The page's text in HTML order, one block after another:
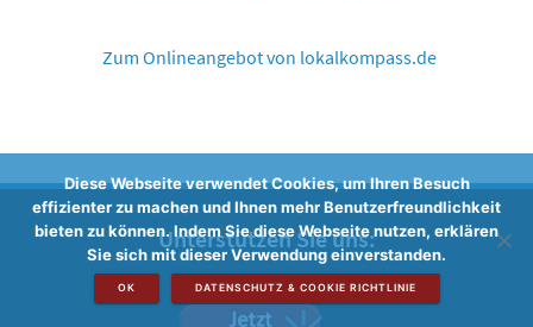
Zum Onlineangebot von lokalkompass.de
Unterstützen Sie uns:
Diese Webseite verwendet Cookies, um Ihren Besuch
effizienter zu machen und Ihnen mehr Benutzerfreundlichkeit
bieten zu können. Indem Sie diese Webseite nutzen, erklären
Sie sich mit dieser Verwendung einverstanden.
OK DATENSCHUTZ & COOKIE RICHTLINIE